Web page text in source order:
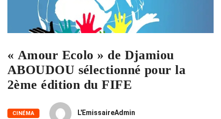
« Amour Ecolo » de Djamiou
ABOUDOU sélectionné pour la
2ème édition du FIFE
CINÉMA L'EmissaireAdmin